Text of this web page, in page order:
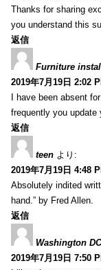
Thanks for sharing
you understand this
返信
Furniture
2019年7月19日 2:02
I have been absent
frequently you update
返信
teen より:
2019年7月19日 4:48
Absolutely indited
hand.” by Fred Allen.
返信
Washington
2019年7月19日 7:50